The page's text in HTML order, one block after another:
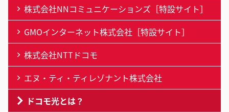
株式会社NNコミュニケーションズ［特設サイト］
GMOインターネット株式会社［特設サイト］
株式会社NTTドコモ
エヌ・ティ・ティレゾナント株式会社
ドコモ光とは？